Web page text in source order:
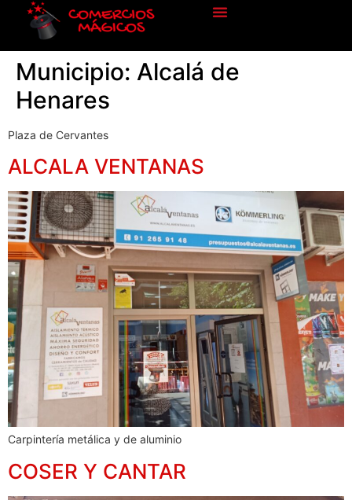
Municipio: Alcalá de
Henares
Plaza de Cervantes
ALCALA VENTANAS
Carpintería metálica y de aluminio
COSER Y CANTAR